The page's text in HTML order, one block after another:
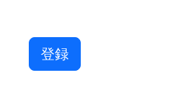
登録